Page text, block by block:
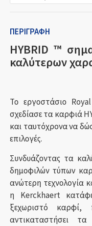
ΠΕΡΙΓΡΑΦΉ
HYBRID ™
καλύτερων
Το εργοστάσιο
σχεδίασε τα καρφιά
και ταυτόχρονα να
επιλογές.
Συνδυάζοντας τα
δημοφιλών τύπων
ανώτερη τεχνολογία
η Kerckhaert
ξεχωριστό
αντικαταστήσει